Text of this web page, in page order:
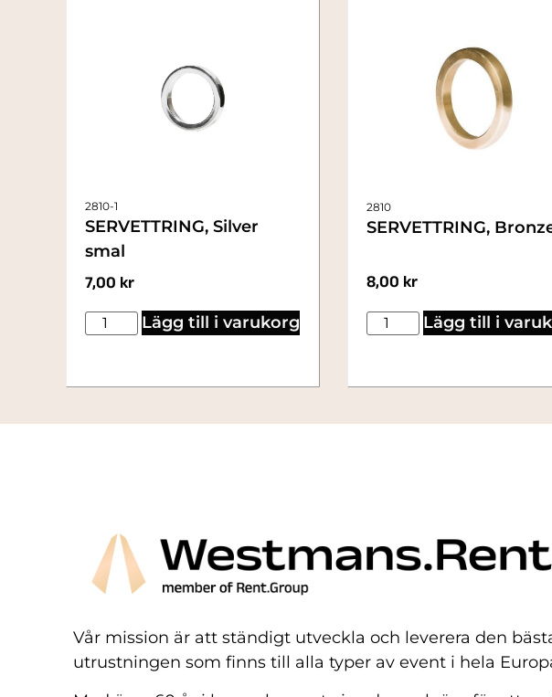
2810-1
SERVETTRING, Silver
smal
7,00 kr
Lägg till i varukorg
2810
SERVETTRING,
8,00 kr
Lägg till i
Vår mission är att ständigt utveckla och leverera den
utrustningen som finns till alla typer av event i hela